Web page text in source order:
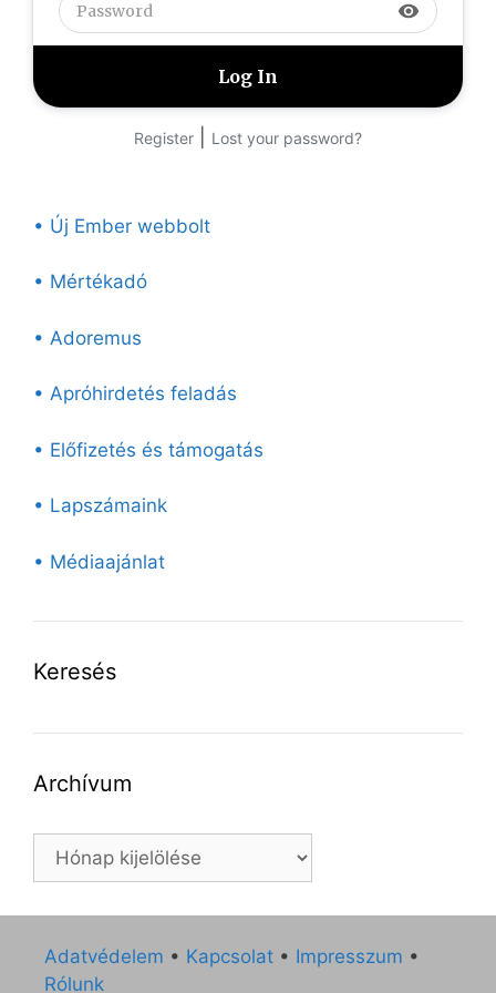
visibility
Register Lost your password?
• Új Ember webbolt
• Mértékadó
• Adoremus
• Apróhirdetés feladás
• Előfizetés és támogatás
• Lapszámaink
• Médiaajánlat
Keresés
Archívum
Archívum
Adatvédelem • Kapcsolat • Impresszum •
Rólunk